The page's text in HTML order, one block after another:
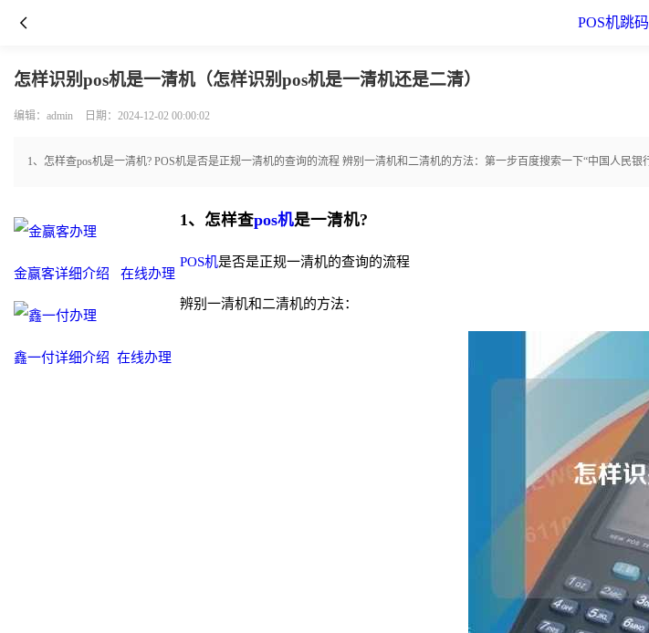
POS机跳码
怎样识别pos机是一清机（怎样识别pos机是一清机还是二清）
编辑：admin 日期：2024-12-02 00:00:02
1、怎样查pos机是一清机? POS机是否是正规一清机的查询的流程 辨别一清机和二清机的方法：第一步百度搜索一下“中国人民银
金赢客详细介绍 在线办理
鑫一付详细介绍 在线办理
1、怎样查pos机是一清机?
POS机是否是正规一清机的查询的流程
辨别一清机和二清机的方法：